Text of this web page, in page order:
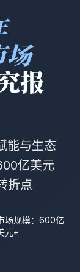
报
能与生态
亿美元
折点
场规模：600亿
元+